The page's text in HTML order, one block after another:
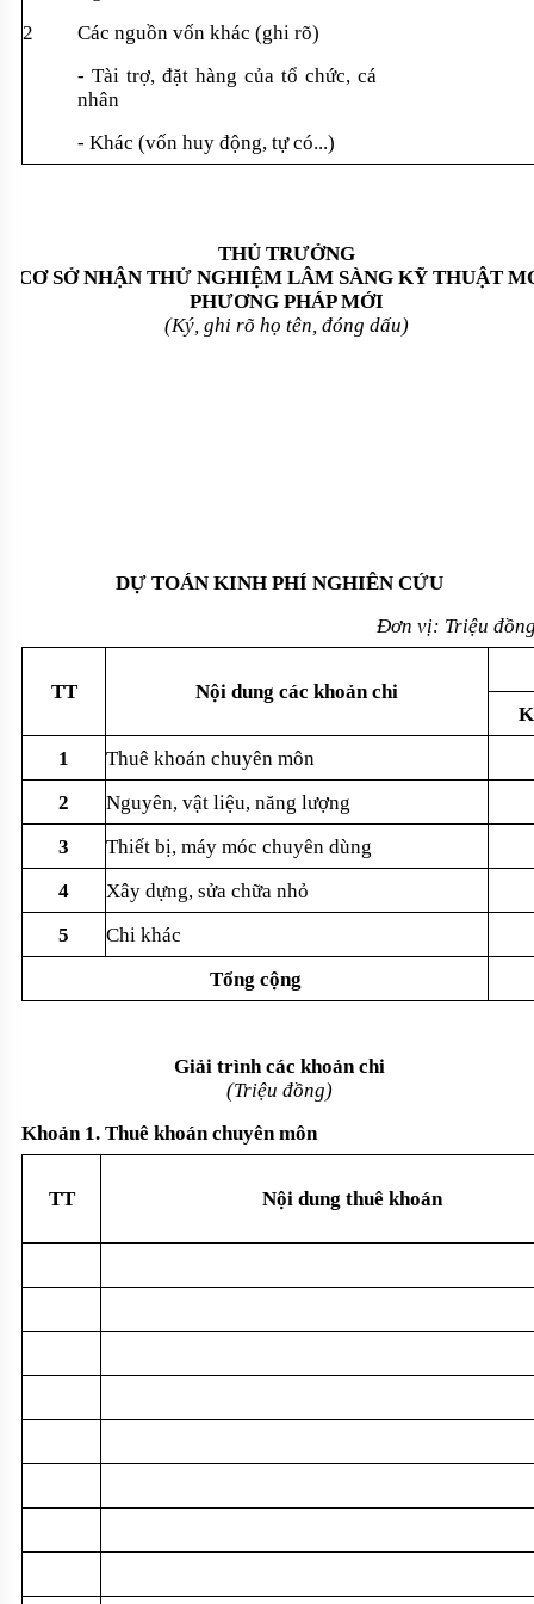
2
Các nguồn vốn khác (ghi rõ)
- Tài trợ, đặt hàng của tổ chức, cá
nhân
- Khác (vốn huy động, tự có...)
THỦ TRƯỞNG
CƠ SỞ NHẬN THỬ NGHIỆM LÂM SÀNGKỸ THUẬT
PHƯƠNG PHÁP MỚI
(Ký, ghi rõ họ tên, đóng dấu)
DỰ TOÁN KINH PHÍ NGHIÊN CỨU
Đơn vị: Triệu
TT Nội dung các khoản chi
1
Thuê khoán chuyên môn
2
Nguyên, vật liệu, năng lượng
3
Thiết bị, máy móc chuyên dùng
4
Xây dựng, sửa chữa nhỏ
5
Chi khác
Tổng cộng
Giải trình các khoản chi
(Triệu đồng)
Khoản 1. Thuê khoán chuyên môn
TT Nội dung thuê khoán